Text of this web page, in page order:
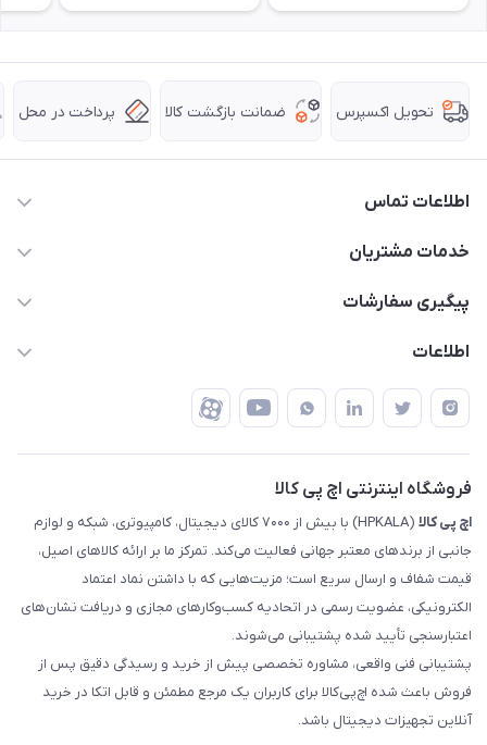
تحویل اکسپرس ضمانت بازگشت کالا پرداخت در محل
اطلاعات تماس
63 0000 43 - 021
تهران - طبقه سوم تجاری - پلاک 11014
خدمات مشتریان
قوانین و مقررات
ضمانت اصالت کالا
پیگیری سفارشات
رهگیری مرسولات پست
رهگیری مرسولات چاپار
رهگیری مرسولات ماهکس
اطلاعات
درباره ما
تماس با ما
فروشگاه اینترنتی اچ پی کالا
اچ‌ پی‌ کالا
(HPKALA) با بیش از ۷۰۰۰ کالای دیجیتال، کامپیوتری، شبکه و لوازم
جانبی از برندهای معتبر جهانی فعالیت می‌کند. تمرکز ما بر ارائه کالاهای اصیل،
قیمت شفاف و ارسال سریع است؛ مزیت‌هایی که با داشتن نماد اعتماد
الکترونیکی، عضویت رسمی در اتحادیه کسب‌وکارهای مجازی و دریافت نشان‌های
اعتبارسنجی تأیید شده پشتیبانی می‌شوند.
پشتیبانی فنی واقعی، مشاوره تخصصی پیش از خرید و رسیدگی دقیق پس از
فروش باعث شده اچ‌پی‌کالا برای کاربران یک مرجع مطمئن و قابل اتکا در خرید
آنلاین تجهیزات دیجیتال باشد.